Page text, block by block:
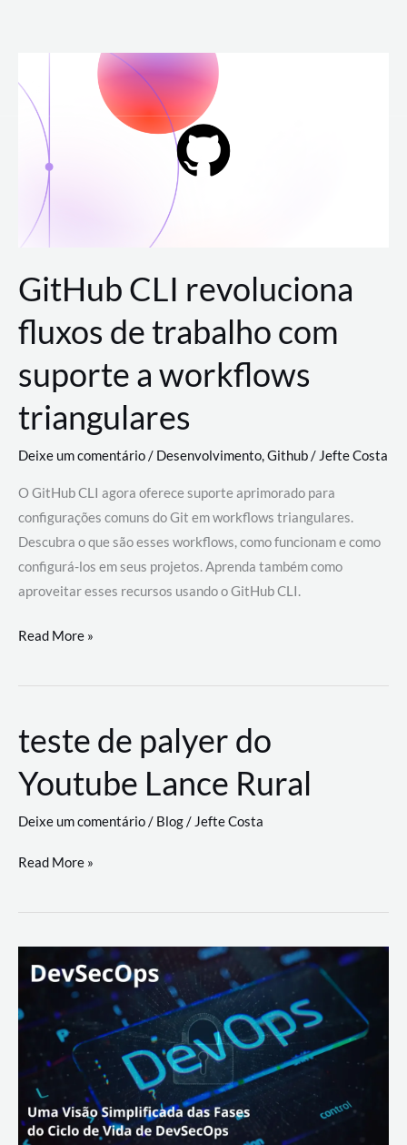
para
conteúdo
GitHub CLI revoluciona
fluxos de trabalho com
suporte a workflows
triangulares
Deixe um comentário/ Desenvolvimento,Github/ Jefte Costa
O GitHub CLI agora oferece suporte aprimorado para
configurações comuns do Git em workflows triangulares.
Descubra o que são esses workflows, como funcionam e como
configurá-los em seus projetos. Aprenda também como
aproveitar esses recursos usando o GitHub CLI.
GitHub
revoluciona
de
trabalho
com
a
workflows
Read More »
teste de palyer do
Youtube Lance Rural
Deixe um comentário/ Blog/ Jefte Costa
teste
palyer
Lance
Rural
Read More »